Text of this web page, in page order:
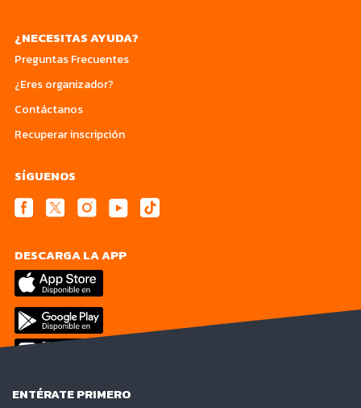
¿NECESITAS AYUDA?
Preguntas Frecuentes
¿Eres organizador?
Contáctanos
Recuperar inscripción
SÍGUENOS
DESCARGA LA APP
ENTÉRATE PRIMERO